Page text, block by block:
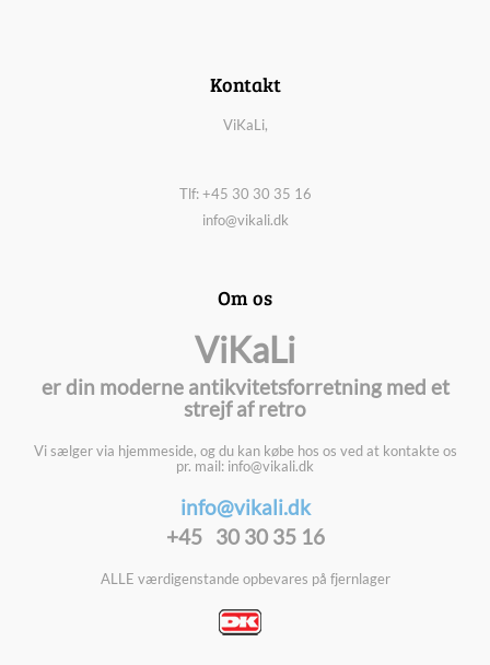
Kontakt
ViKaLi,
Tlf: +45 30 30 35 16
info@vikali.dk
Om os
ViKaLi
er din moderne antikvitetsforretning med et
strejf af retro
Vi sælger via hjemmeside, og du kan købe hos os ved at kontakte os
pr. mail: info@vikali.dk
info@vikali.dk
+45 30 30 35 16
ALLE værdigenstande opbevares på fjernlager